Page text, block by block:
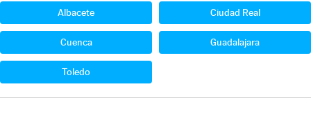
Albacete Ciudad Real
Cuenca Guadalajara
Toledo